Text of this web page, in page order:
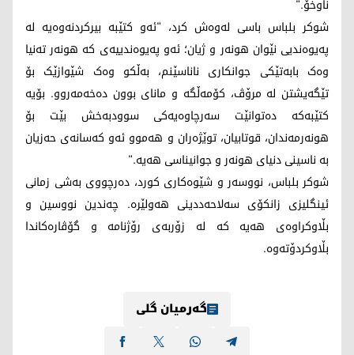
ناوخۆ."
شوکر بلباس باسی لەوەش کرد، "ئەو کتێبە بیرکردنەوەیە لە
پەیوەندیی نێوان هونەر و ژیان؛ ئەو پەیوەندییەی کە هونەر تەنیا
وەک بابەتێکی جوانکاری ناناسێنم، بەڵکو وەک شێوازێک بۆ
تێگەیشتن لە مرۆڤ، کۆمەڵگە و مانای بوون دەخەمەروو. بۆیە
کتێبەکە دەتوانێت سەرچاوەیەکی سوودبەخش بێت بۆ
هونەرمەندان، قوتابیان، توێژەران و هەموو ئەو کەسانەی حەزیان
بە ناسینی دنیای هونەر و جوانیناسی هەیە."
شوکر بلباس، نووسەر و شێوەکاری کورد، دەرچووی بەشی زمانی
ئینگلیزی زانکۆی سەلاحەددینی هەولێرە. چەندین نووسین و
بڵاوکراوەی هەیە کە لە زۆربەی رۆژنامە و گۆڤارەکاندا
بڵاوکردۆتەوە.
گەرمیان گلی